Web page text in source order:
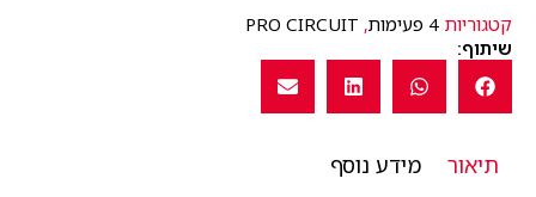
קטגוריות 4 פעימות ,
PRO CIRCUIT
שיתוף:
תיאור מידע נוסף